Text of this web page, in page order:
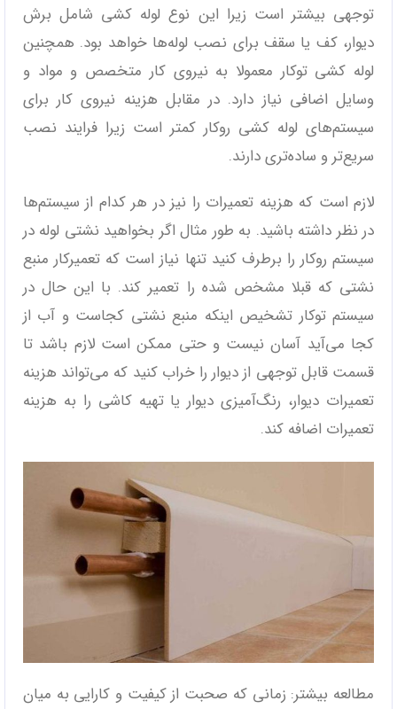
توجهی بیشتر است زیرا این نوع لوله کشی شامل برش
دیوار، کف یا سقف برای نصب لوله‌ها خواهد بود. همچنین
لوله کشی توکار معمولا به نیروی کار متخصص و مواد و
وسایل اضافی نیاز دارد. در مقابل هزینه نیروی کار برای
سیستم‌های لوله کشی روکار کمتر است زیرا فرایند نصب
سریع‌تر و ساده‌تری دارند.
لازم است که هزینه تعمیرات را نیز در هر کدام از سیستم‌ها
در نظر داشته باشید. به طور مثال اگر بخواهید نشتی لوله در
سیستم روکار را برطرف کنید تنها نیاز است که تعمیرکار منبع
نشتی که قبلا مشخص شده را تعمیر کند. با این حال در
سیستم توکار تشخیص اینکه منبع نشتی کجاست و آب از
کجا می‌آید آسان نیست و حتی ممکن است لازم باشد تا
قسمت قابل توجهی از دیوار را خراب کنید که می‌تواند هزینه
تعمیرات دیوار، رنگ‌آمیزی دیوار یا تهیه کاشی را به هزینه
تعمیرات اضافه کند.
مطالعه بیشتر: زمانی که صحبت از کیفیت و کارایی به میان